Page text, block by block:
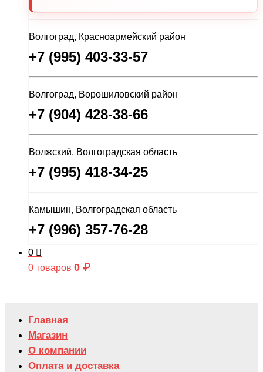
Волгоград, Красноармейский район
+7 (995) 403-33-57
Волгоград, Ворошиловский район
+7 (904) 428-38-66
Волжский, Волгоградская область
+7 (995) 418-34-25
Камышин, Волгоградская область
+7 (996) 357-76-28
0
0 товаров 0 ₽
Главная
Магазин
О компании
Оплата и доставка